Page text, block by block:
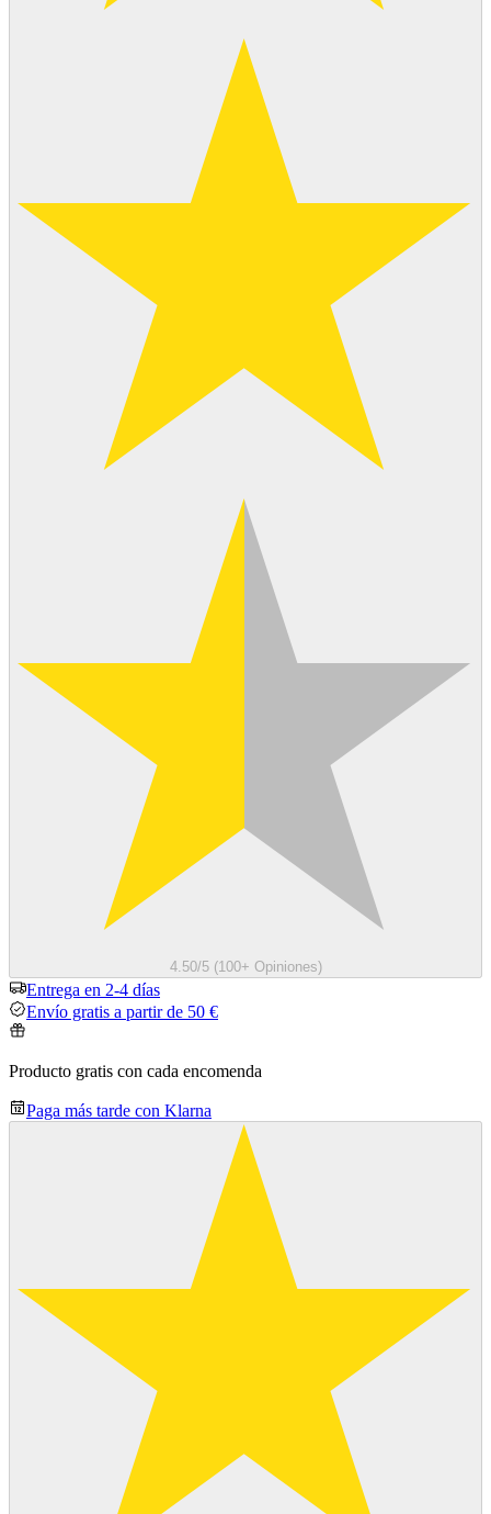
4.50/5 (100+ Opiniones)
Entrega en 2-4 días
Envío gratis a partir de 50 €
Producto gratis con cada encomenda
Paga más tarde con Klarna